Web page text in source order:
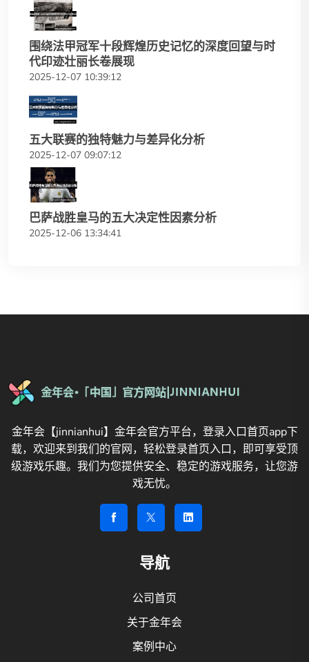
围绕法甲冠军十段辉煌历史记忆的深度回望与时
代印迹壮丽长卷展现
2025-12-07 10:39:12
五大联赛的独特魅力与差异化分析
2025-12-07 09:07:12
巴萨战胜皇马的五大决定性因素分析
2025-12-06 13:34:41
金年会【jinnianhui】金年会官方平台，登录入口首页app下
载，欢迎来到我们的官网，轻松登录首页入口，即可享受顶
级游戏乐趣。我们为您提供安全、稳定的游戏服务，让您游
戏无忧。
导航
公司首页
关于金年会
案例中心